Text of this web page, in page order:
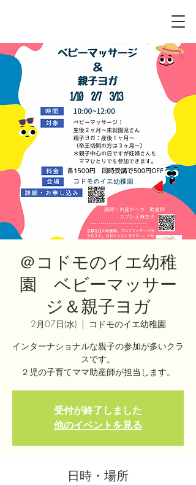
＠コドモのイエ幼稚
園 ベビーマッサー
ジ＆親子ヨガ
2月07日(水)
  |
コドモのイエ幼稚園
インターナショナルな親子の参加が多いクラ
スです。
２児の子育てママ助産師が担当します。
受付が終了しました
他のイベントを見る
日時・場所